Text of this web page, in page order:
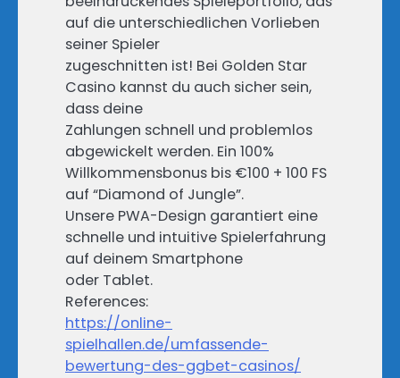
auf die unterschiedlichen Vorlieben
seiner Spieler
zugeschnitten ist! Bei Golden Star
Casino kannst du auch sicher sein,
dass deine
Zahlungen schnell und problemlos
abgewickelt werden. Ein 100%
Willkommensbonus bis €100 + 100 FS
auf “Diamond of Jungle”.
Unsere PWA-Design garantiert eine
schnelle und intuitive Spielerfahrung
auf deinem Smartphone
oder Tablet.
References:
https://online-
spielhallen.de/umfassende-
bewertung-des-ggbet-casinos/